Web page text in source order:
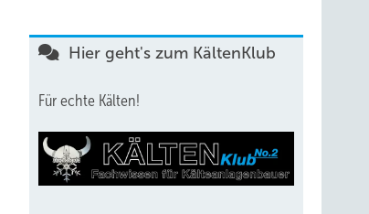
Hier geht's zum KältenKlub
Für echte Kälten!